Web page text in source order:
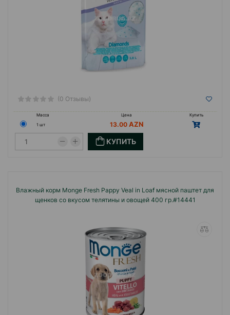
(0 Отзывы)
Масса Цена
Купить
1 шт
13.00
КУПИТЬ
Влажный корм Monge Fresh Pappy Veal in Loaf мясной паштет для
щенков со вкусом телятины и овощей 400 гр.#14441